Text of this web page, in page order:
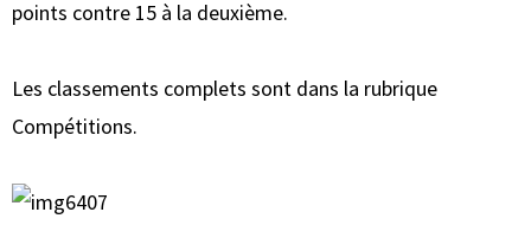
points contre 15 à la deuxième.
Les classements complets sont dans la rubrique
Compétitions.